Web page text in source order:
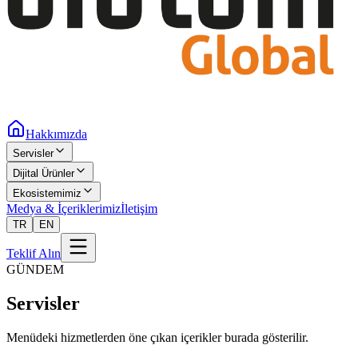
Hakkımızda
Servisler
Dijital Ürünler
Ekosistemimiz
Medya & İçeriklerimizİletişim
TR EN
Teklif Alın
GÜNDEM
Servisler
Menüdeki hizmetlerden öne çıkan içerikler burada gösterilir.